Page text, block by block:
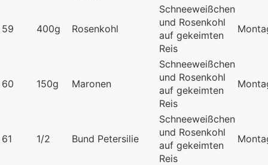
59 400g Rosenkohl
Schneeweißchen
und Rosenkohl
auf gekeimten
Reis
60 150g Maronen
Schneeweißchen
und Rosenkohl
auf gekeimten
Reis
61 1/2 Bund Petersilie
Schneeweißchen
und Rosenkohl
auf gekeimten
Reis